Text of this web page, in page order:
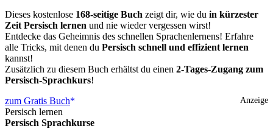
Dieses kostenlose 168-seitige Buch zeigt dir, wie du in kürzester
Zeit Persisch lernen und nie wieder vergessen wirst!
Entdecke das Geheimnis des schnellen Sprachenlernens! Erfahre
alle Tricks, mit denen du Persisch schnell und effizient lernen
kannst!
Zusätzlich zu diesem Buch erhältst du einen 2-Tages-Zugang zum
Persisch-Sprachkurs!
Anzeige
zum Gratis Buch
Persisch lernen
Persisch Sprachkurse